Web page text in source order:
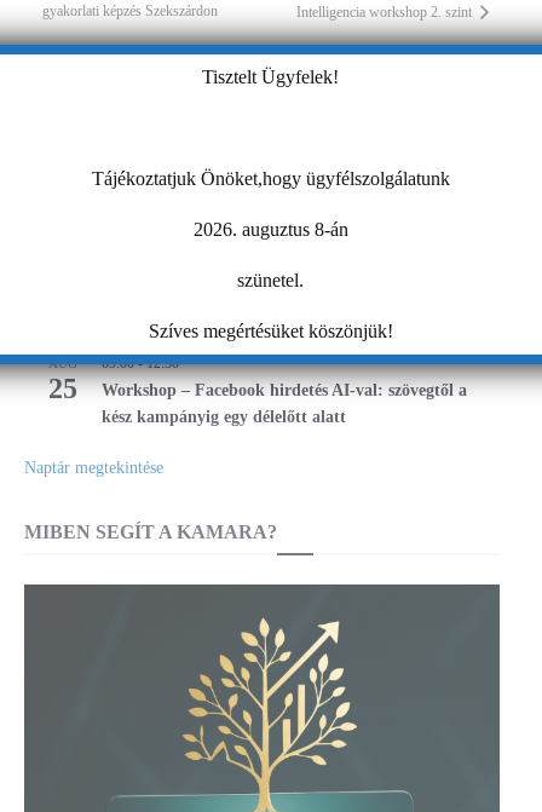
gyakorlati képzés Szekszárdon
Intelligencia workshop 2. szint
13:00 16:00
workshop
AUG
25
09:00-12:30
Workshop – Facebook hirdetés AI-val: szövegtől a
kész kampányig egy délelőtt alatt
Naptár megtekintése
MIBEN SEGÍT A KAMARA?
Tisztelt Ügyfelek!
Tájékoztatjuk Önöket,hogy ügyfélszolgálatunk
2026. auguztus 8-án
szünetel.
Szíves megértésüket köszönjük!